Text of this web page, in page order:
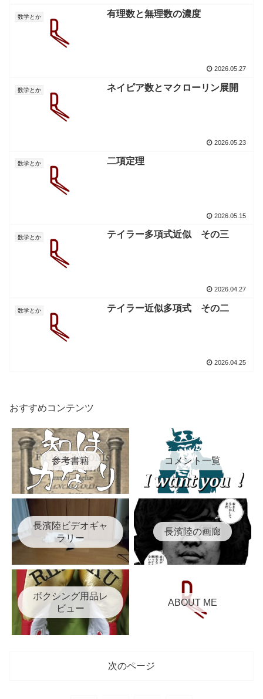
数学とか 有理数と無理数の濃度
2026.05.27
数学とか ネイピア数とマクローリン展開
2026.05.23
数学とか 二項定理
2026.05.15
数学とか テイラー多項式近似 その三
2026.04.27
数学とか テイラー近似多項式 その二
2026.04.25
おすすめコンテンツ
参考書籍 コメント一覧
長濱陸ビデオギャ
ラリー
長濱陸の画廊
ボクシング用品レ
ビュー
ABOUT ME
次のページ